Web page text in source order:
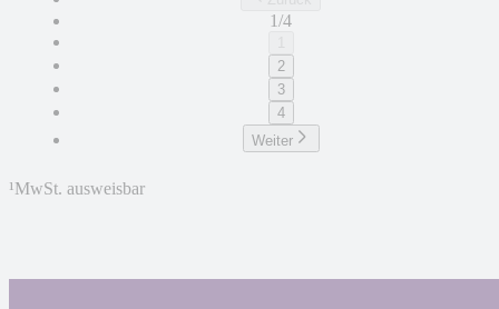
1/4
2
3
4
Weiter
¹MwSt. ausweisbar